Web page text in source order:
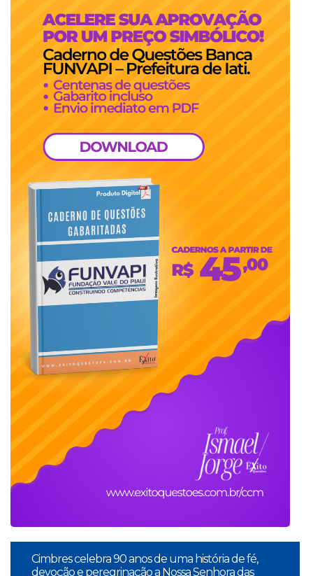
Cimbres celebra 90 anos de uma história de fé,
devoção e peregrinação a Nossa Senhora das